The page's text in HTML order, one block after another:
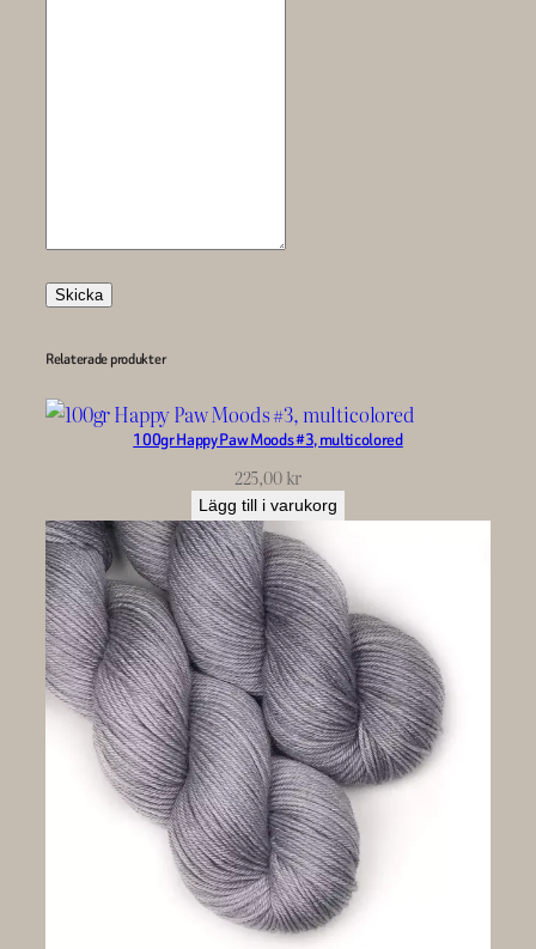
Skicka
Relaterade produkter
100gr Happy Paw Moods #3, multicolored
225,00kr
Lägg till i varukorg